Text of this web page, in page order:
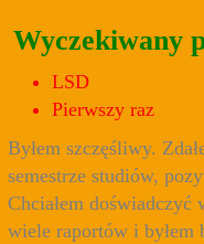
Wyczekiwany
LSD
Pierwszy raz
Byłem szczęśliwy.
semestrze studiów,
Chciałem doświadczyć
wiele raportów i byłem